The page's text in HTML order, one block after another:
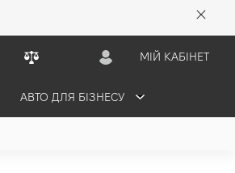
МІЙ КАБІНЕТ
АВТО ДЛЯ БІЗНЕСУ